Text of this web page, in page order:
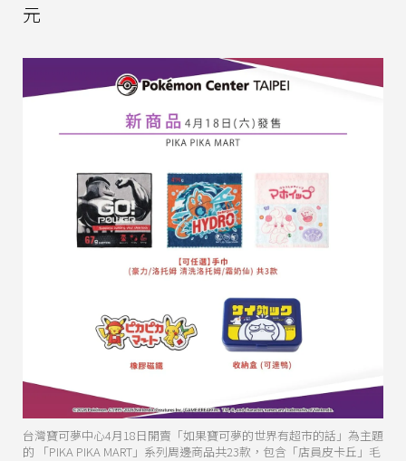
元
台灣寶可夢中心4月18日開賣「如果寶可夢的世界有超市的話」為主題
的 「PIKA PIKA MART」系列周邊商品共23款，包含「店員皮卡丘」毛